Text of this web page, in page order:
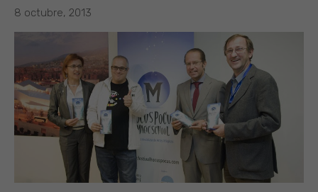
8 octubre, 2013